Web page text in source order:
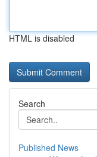
HTML is disabled
Search
Published News